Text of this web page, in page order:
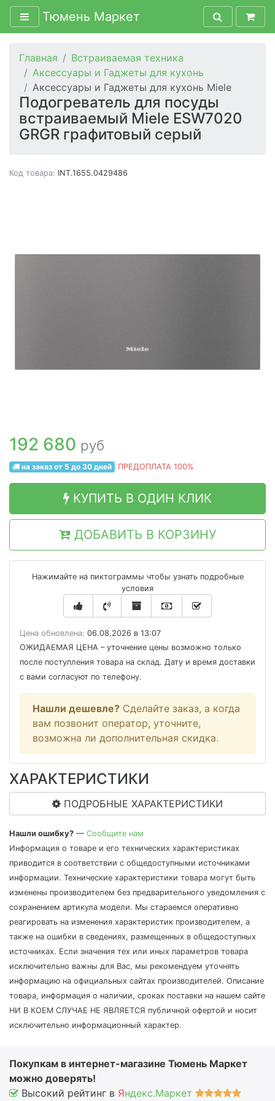
Тюмень Маркет
Главная
Встраиваемая техника
Аксессуары и Гаджеты для кухонь
Аксессуары и Гаджеты для кухонь Miele
Подогреватель для посуды
встраиваемый Miele ESW7020
GRGR графитовый серый
Код товара: INT.1655.0429486
192 680 руб
на заказ от 5 до 30 дней ПРЕДОПЛАТА 100%
КУПИТЬ В ОДИН КЛИК
ДОБАВИТЬ В КОРЗИНУ
Нажимайте на пиктограммы чтобы узнать подробные
условия
Цена обновлена: 06.08.2026 в 13:07
ОЖИДАЕМАЯ ЦЕНА – уточнение цены возможно только
после поступления товара на склад. Дату и время доставки
с вами согласуют по телефону.
Нашли дешевле? Сделайте заказ, а когда
вам позвонит оператор, уточните,
возможна ли дополнительная скидка.
ХАРАКТЕРИСТИКИ
ПОДРОБНЫЕ ХАРАКТЕРИСТИКИ
Нашли ошибку? — Сообщите нам
Информация о товаре и его технических характеристиках
приводится в соответствии с общедоступными источниками
информации. Технические характеристики товара могут быть
изменены производителем без предварительного уведомления с
сохранением артикула модели. Мы стараемся оперативно
реагировать на изменения характеристик производителем, а
также на ошибки в сведениях, размещенных в общедоступных
источниках. Если значения тех или иных параметров товара
исключительно важны для Вас, мы рекомендуем уточнять
информацию на официальных сайтах производителей. Описание
товара, информация о наличии, сроках поставки на нашем сайте
НИ В КОЕМ СЛУЧАЕ НЕ ЯВЛЯЕТСЯ публичной офертой и носит
исключительно информационный характер.
Покупкам в интернет-магазине Тюмень Маркет
можно доверять!
Высокий рейтинг в Яндекс.Маркет